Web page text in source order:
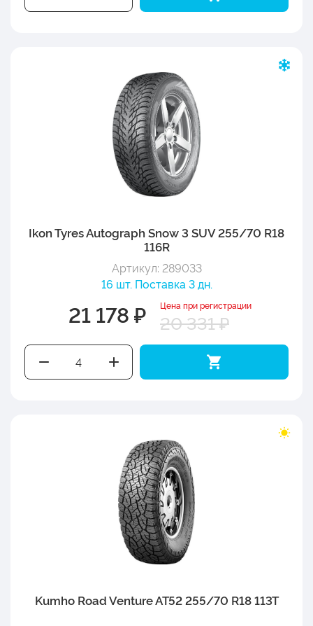
Ikon Tyres Autograph Snow 3 SUV 255/70 R18
116R
Артикул: 289033
16 шт. Поставка 3 дн.
21 178 ₽ Цена при регистрации
20 331 ₽
Kumho Road Venture AT52 255/70 R18 113T